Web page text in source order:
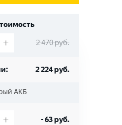
2 470руб.
2 224руб.
АКБ
-63руб.